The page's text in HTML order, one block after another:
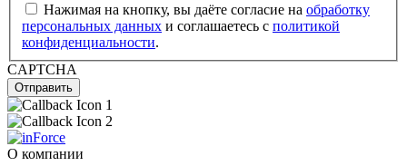
Нажимая на кнопку, вы даёте согласие на обработку
персональных данных и соглашаетесь с политикой
конфиденциальности.
CAPTCHA
Отправить
О компании